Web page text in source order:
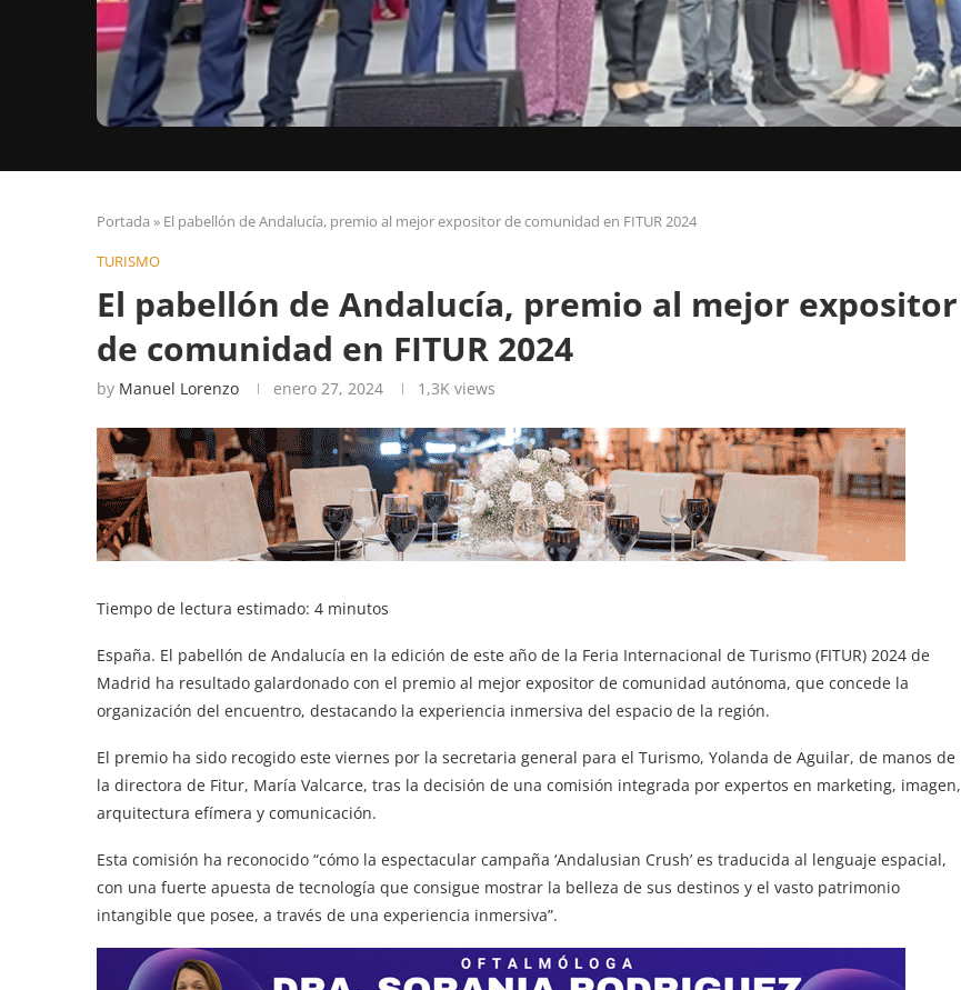
Portada » El pabellón de Andalucía, premio al mejor expositor de comunidad en FITUR 2024
TURISMO
El pabellón de Andalucía, premio al mejor expositor
de comunidad en FITUR 2024
by Manuel Lorenzo enero 27, 2024 1,3K views
Tiempo de lectura estimado: 4 minutos
España. El pabellón de Andalucía en la edición de este año de la Feria Internacional de Turismo (FITUR) 2024 de
Madrid ha resultado galardonado con el premio al mejor expositor de comunidad autónoma, que concede la
organización del encuentro, destacando la experiencia inmersiva del espacio de la región.
El premio ha sido recogido este viernes por la secretaria general para el Turismo, Yolanda de Aguilar, de manos de
la directora de Fitur, María Valcarce, tras la decisión de una comisión integrada por expertos en marketing, imagen,
arquitectura efímera y comunicación.
Esta comisión ha reconocido “cómo la espectacular campaña ‘Andalusian Crush’ es traducida al lenguaje espacial,
con una fuerte apuesta de tecnología que consigue mostrar la belleza de sus destinos y el vasto patrimonio
intangible que posee, a través de una experiencia inmersiva”.